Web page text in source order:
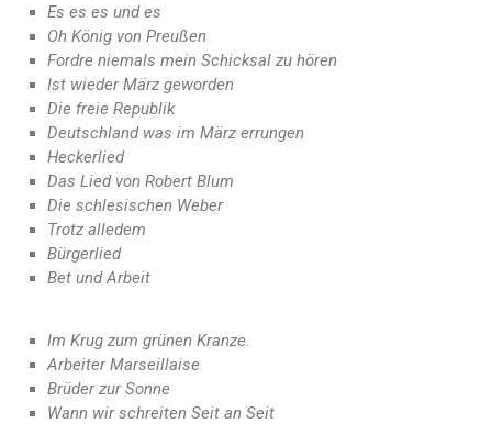
Es es es und es
Oh König von Preußen
Fordre niemals mein Schicksal zu hören
Ist wieder März geworden
Die freie Republik
Deutschland was im März errungen
Heckerlied
Das Lied von Robert Blum
Die schlesischen Weber
Trotz alledem
Bürgerlied
Bet und Arbeit
Im Krug zum grünen Kranze.
Arbeiter Marseillaise
Brüder zur Sonne
Wann wir schreiten Seit an Seit